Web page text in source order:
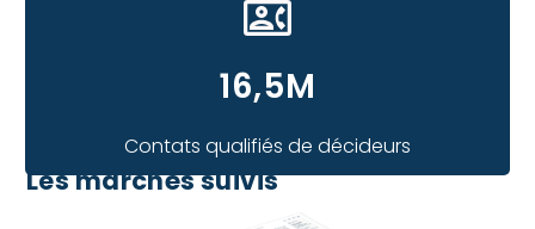
16,5M
Contats qualifiés de décideurs
Les marchés suivis